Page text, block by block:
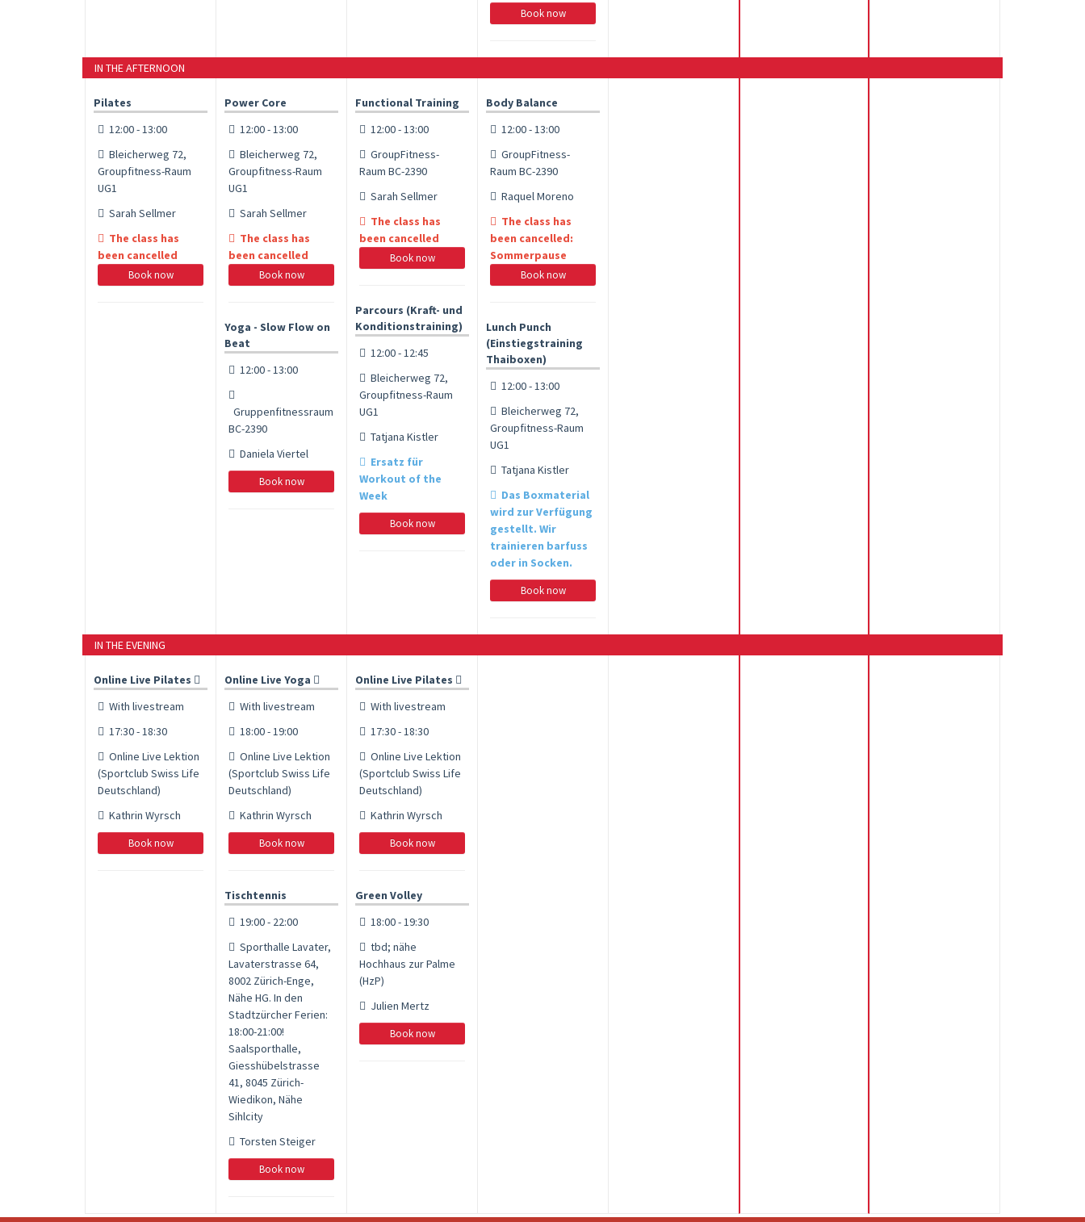
Book now
IN THE AFTERNOON
Pilates
12:00 - 13:00
Bleicherweg 72,
Groupfitness-Raum
UG1
Sarah Sellmer
The class has
been cancelled
Book now
Power Core
12:00 - 13:00
Bleicherweg 72,
Groupfitness-Raum
UG1
Sarah Sellmer
The class has
been cancelled
Book now
Yoga - Slow Flow on
Beat
12:00 - 13:00
Gruppenfitnessraum
BC-2390
Daniela Viertel
Book now
Functional Training
12:00 - 13:00
GroupFitness-
Raum BC-2390
Sarah Sellmer
The class has
been cancelled
Book now
Parcours (Kraft- und
Konditionstraining)
12:00 - 12:45
Bleicherweg 72,
Groupfitness-Raum
UG1
Tatjana Kistler
Ersatz für
Workout of the
Week
Book now
Body Balance
12:00 - 13:00
GroupFitness-
Raum BC-2390
Raquel Moreno
The class has
been cancelled:
Sommerpause
Book now
Lunch Punch
(Einstiegstraining
Thaiboxen)
12:00 - 13:00
Bleicherweg 72,
Groupfitness-Raum
UG1
Tatjana Kistler
Das Boxmaterial
wird zur Verfügung
gestellt. Wir
trainieren barfuss
oder in Socken.
Book now
IN THE EVENING
Online Live Pilates
With livestream
17:30 - 18:30
Online Live Lektion
(Sportclub Swiss Life
Deutschland)
Kathrin Wyrsch
Book now
Online Live Yoga
With livestream
18:00 - 19:00
Online Live Lektion
(Sportclub Swiss Life
Deutschland)
Kathrin Wyrsch
Book now
Tischtennis
19:00 - 22:00
Sporthalle Lavater,
Lavaterstrasse 64,
8002 Zürich-Enge,
Nähe HG. In den
Stadtzürcher Ferien:
18:00-21:00!
Saalsporthalle,
Giesshübelstrasse
41, 8045 Zürich-
Wiedikon, Nähe
Sihlcity
Torsten Steiger
Book now
Online Live Pilates
With livestream
17:30 - 18:30
Online Live Lektion
(Sportclub Swiss Life
Deutschland)
Kathrin Wyrsch
Book now
Green Volley
18:00 - 19:30
tbd; nähe
Hochhaus zur Palme
(HzP)
Julien Mertz
Book now